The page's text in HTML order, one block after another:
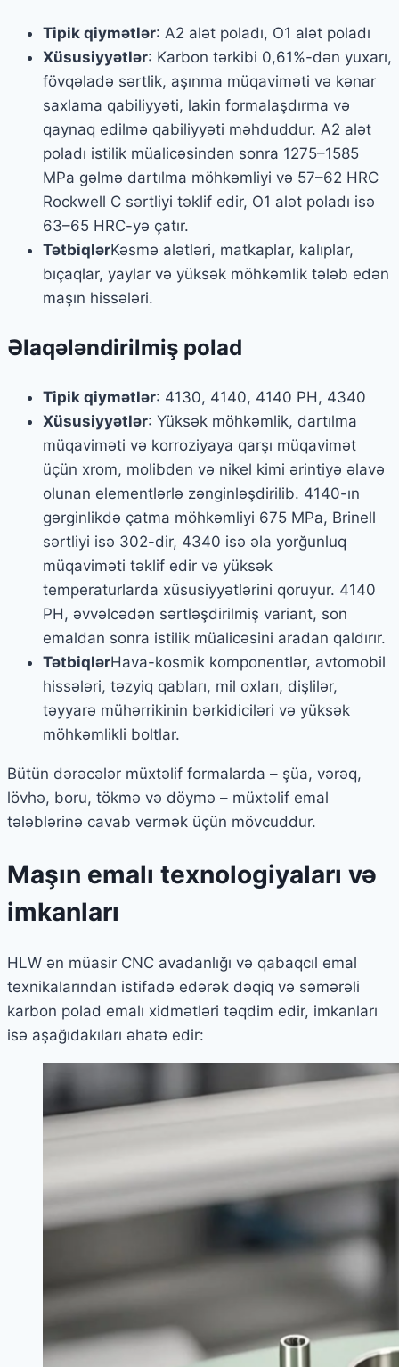
Tipik qiymətlər: A2 alət poladı, O1 alət poladı
Xüsusiyyətlər: Karbon tərkibi 0,61%-dən yuxarı,
fövqəladə sərtlik, aşınma müqaviməti və kənar
saxlama qabiliyyəti, lakin formalaşdırma və
qaynaq edilmə qabiliyyəti məhduddur. A2 alət
poladı istilik müalicəsindən sonra 1275–1585
MPa gəlmə dartılma möhkəmliyi və 57–62 HRC
Rockwell C sərtliyi təklif edir, O1 alət poladı isə
63–65 HRC-yə çatır.
TətbiqlərKəsmə alətləri, matkaplar, kalıplar,
bıçaqlar, yaylar və yüksək möhkəmlik tələb edən
maşın hissələri.
Əlaqələndirilmiş polad
Tipik qiymətlər: 4130, 4140, 4140 PH, 4340
Xüsusiyyətlər: Yüksək möhkəmlik, dartılma
müqaviməti və korroziyaya qarşı müqavimət
üçün xrom, molibden və nikel kimi ərintiyə əlavə
olunan elementlərlə zənginləşdirilib. 4140-ın
gərginlikdə çatma möhkəmliyi 675 MPa, Brinell
sərtliyi isə 302-dir, 4340 isə əla yorğunluq
müqaviməti təklif edir və yüksək
temperaturlarda xüsusiyyətlərini qoruyur. 4140
PH, əvvəlcədən sərtləşdirilmiş variant, son
emaldan sonra istilik müalicəsini aradan qaldırır.
TətbiqlərHava-kosmik komponentlər, avtomobil
hissələri, təzyiq qabları, mil oxları, dişlilər,
təyyarə mühərrikinin bərkidiciləri və yüksək
möhkəmlikli boltlar.
Bütün dərəcələr müxtəlif formalarda – şüa, vərəq,
lövhə, boru, tökmə və döymə – müxtəlif emal
tələblərinə cavab vermək üçün mövcuddur.
Maşın emalı texnologiyaları və
imkanları
HLW ən müasir CNC avadanlığı və qabaqcıl emal
texnikalarından istifadə edərək dəqiq və səmərəli
karbon polad emalı xidmətləri təqdim edir, imkanları
isə aşağıdakıları əhatə edir: